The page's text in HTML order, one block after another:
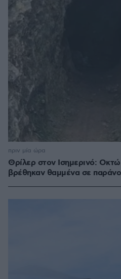
Θρίλερ στον Ισημερινό:
βρέθηκαν θαμμένα σε
πριν μία ώρα